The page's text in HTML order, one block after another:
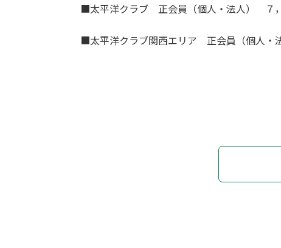
■太平洋クラブ 正会員（個人・法人） ７
■太平洋クラブ関西エリア 正会員（個人・